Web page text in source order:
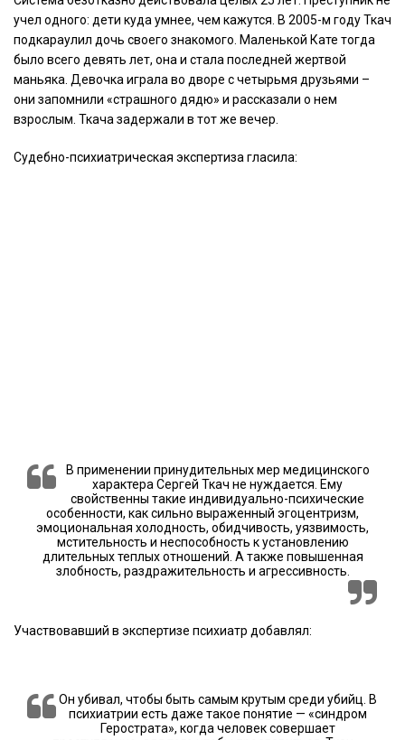
учел одного: дети куда умнее, чем кажутся. В 2005-м году Ткач
подкараулил дочь своего знакомого. Маленькой Кате тогда
было всего девять лет, она и стала последней жертвой
маньяка. Девочка играла во дворе с четырьмя друзьями –
они запомнили «страшного дядю» и рассказали о нем
взрослым. Ткача задержали в тот же вечер.
Судебно-психиатрическая экспертиза гласила:
В применении принудительных мер медицинского
характера Сергей Ткач не нуждается. Ему
свойственны такие индивидуально-психические
особенности, как сильно выраженный эгоцентризм,
эмоциональная холодность, обидчивость, уязвимость,
мстительность и неспособность к установлению
длительных теплых отношений. А также повышенная
злобность, раздражительность и агрессивность.
Участвовавший в экспертизе психиатр добавлял:
Он убивал, чтобы быть самым крутым среди убийц. В
психиатрии есть даже такое понятие — «синдром
Герострата», когда человек совершает